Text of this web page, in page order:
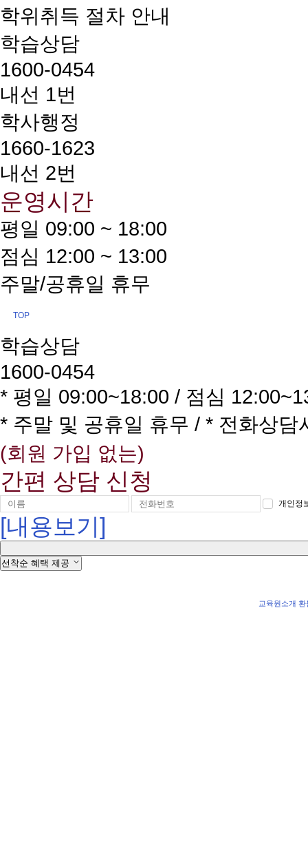
학위취득 절차 안내
학습상담
1600-0454
내선 1번
학사행정
1660-1623
내선 2번
운영시간
평일 09:00 ~ 18:00
점심 12:00 ~ 13:00
주말/공휴일 휴무
TOP
학습상담
1600-0454
* 평일 09:00~18:00 / 점심
* 주말 및 공휴일 휴무 / * 전화상담
(회원 가입 없는)
간편 상담 신청
개인정
[내용보기]
선착순 혜택 제공
교육원소개 환